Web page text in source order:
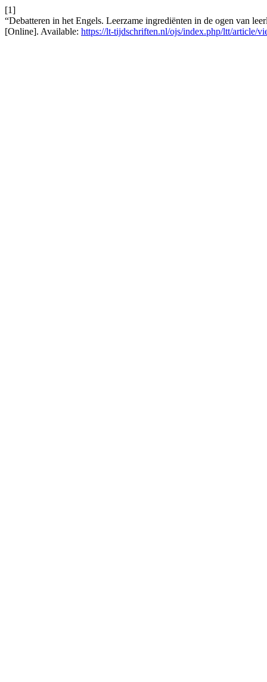
[1]
“Debatteren in het Engels. Leerzame ingrediënten in de ogen van
[Online]. Available: https://lt-tijdschriften.nl/ojs/index.php/ltt/article/